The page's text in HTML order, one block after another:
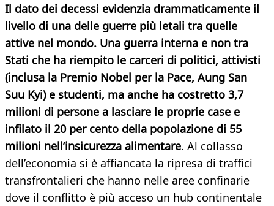
Il dato dei decessi evidenzia drammaticamente il
livello di una delle guerre più letali tra quelle
attive nel mondo. Una guerra interna e non tra
Stati che ha riempito le carceri di politici, attivisti
(inclusa la Premio Nobel per la Pace, Aung San
Suu Kyi) e studenti, ma anche ha costretto 3,7
milioni di persone a lasciare le proprie case e
infilato il 20 per cento della popolazione di 55
milioni nell’insicurezza alimentare. Al collasso
dell’economia si è affiancata la ripresa di traffici
transfrontalieri che hanno nelle aree confinarie
dove il conflitto è più acceso un hub continentale